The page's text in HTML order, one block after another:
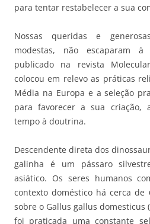
para tentar restabelecer a sua
Nossas queridas e
modestas, não escaparam
publicado na revista
colocou em relevo as práticas
Média na Europa e a seleção
para favorecer a sua criação,
tempo à doutrina.
Descendente direta dos
galinha é um pássaro
asiático. Os seres humanos
contexto doméstico há cerca de
sobre o Gallus gallus domesticus
foi praticada uma constante